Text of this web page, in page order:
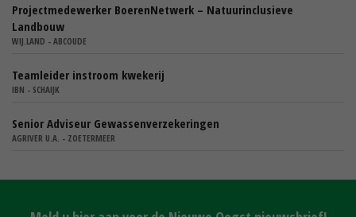
Projectmedewerker BoerenNetwerk – Natuurinclusieve
Landbouw
WIJ.LAND - ABCOUDE
Teamleider instroom kwekerij
IBN - SCHAIJK
Senior Adviseur Gewassenverzekeringen
AGRIVER U.A. - ZOETERMEER